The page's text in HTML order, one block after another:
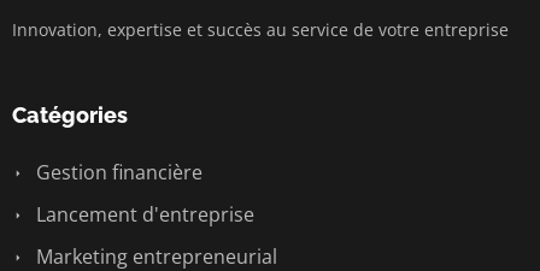
Innovation, expertise et succès au service de votre entreprise
Catégories
Gestion financière
Lancement d'entreprise
Marketing entrepreneurial